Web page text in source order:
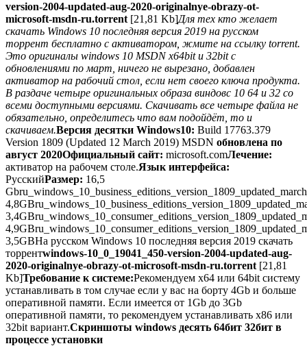
version-2004-updated-aug-2020-originalnye-obrazy-ot-
microsoft-msdn-ru.torrent [21,81 Kb]Для тех кто желает
скачать Windows 10 последняя версия 2019 на русском
торрент бесплатно с активатором, жмите на ссылку torrent.
Это оригиналы windows 10 MSDN x64bit и 32bit с
обновлениями по март, ничего не вырезано, добавлен
активатор на рабочий стол, если нет своего ключа продукта.
В раздаче четыре оригинальных образа виндовс 10 64 и 32 со
всеми доступными версиями. Скачивать все четыре файла не
обязательно, определитесь что вам подойдёт, то и
скачиваем.Версия десятки Windows10: Build 17763.379
Version 1809 (Updated 12 March 2019) MSDN обновлена по
август 2020Официальный сайт: microsoft.comЛечение:
активатор на рабочем столе.Язык интерфейса:
РусскийРазмер: 16,5
3,5GBНа русском Windows 10 последняя версия 2019 скачать
торрентwindows-10_0_19041_450-version-2004-updated-aug-
2020-originalnye-obrazy-ot-microsoft-msdn-ru.torrent [21,81
Kb]Требование к системе:Рекомендуем x64 или 64bit систему
устанавливать в том случае если у вас на борту 4Gb и больше
оперативной памяти. Если имеется от 1Gb до 3Gb
оперативной памяти, то рекомендуем устанавливать x86 или
32bit вариант.Скриншоты windows десять 64бит 32бит в
процессе установки